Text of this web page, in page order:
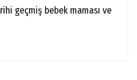
geçmiş bebek maması ve